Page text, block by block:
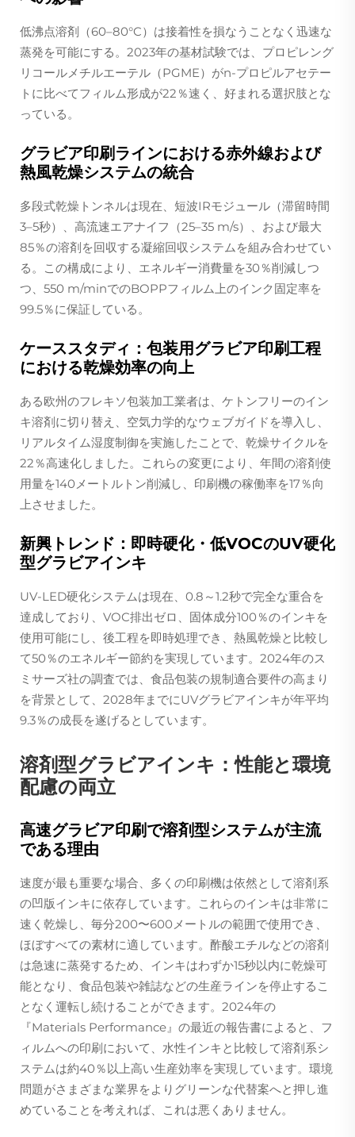
低沸点溶剤（60–80°C）は接着性を損なうことなく迅速な
蒸発を可能にする。2023年の基材試験では、プロピレング
リコールメチルエーテル（PGME）がn-プロピルアセテー
トに比べてフィルム形成が22％速く、好まれる選択肢とな
っている。
グラビア印刷ラインにおける赤外線および
熱風乾燥システムの統合
多段式乾燥トンネルは現在、短波IRモジュール（滞留時間
3–5秒）、高流速エアナイフ（25–35 m/s）、および最大
85％の溶剤を回収する凝縮回収システムを組み合わせてい
る。この構成により、エネルギー消費量を30％削減しつ
つ、550 m/minでのBOPPフィルム上のインク固定率を
99.5％に保証している。
ケーススタディ：包装用グラビア印刷工程
における乾燥効率の向上
ある欧州のフレキソ包装加工業者は、ケトンフリーのイン
キ溶剤に切り替え、空気力学的なウェブガイドを導入し、
リアルタイム湿度制御を実施したことで、乾燥サイクルを
22％高速化しました。これらの変更により、年間の溶剤使
用量を140メートルトン削減し、印刷機の稼働率を17％向
上させました。
新興トレンド：即時硬化・低VOCのUV硬化
型グラビアインキ
UV-LED硬化システムは現在、0.8～1.2秒で完全な重合を
達成しており、VOC排出ゼロ、固体成分100％のインキを
使用可能にし、後工程を即時処理でき、熱風乾燥と比較し
て50％のエネルギー節約を実現しています。2024年のス
ミサーズ社の調査では、食品包装の規制適合要件の高まり
を背景として、2028年までにUVグラビアインキが年平均
9.3％の成長を遂げるとしています。
溶剤型グラビアインキ：性能と環境
配慮の両立
高速グラビア印刷で溶剤型システムが主流
である理由
速度が最も重要な場合、多くの印刷機は依然として溶剤系
の凹版インキに依存しています。これらのインキは非常に
速く乾燥し、毎分200〜600メートルの範囲で使用でき、
ほぼすべての素材に適しています。酢酸エチルなどの溶剤
は急速に蒸発するため、インキはわずか15秒以内に乾燥可
能となり、食品包装や雑誌などの生産ラインを停止するこ
となく運転し続けることができます。2024年の
『Materials Performance』の最近の報告書によると、フ
ィルムへの印刷において、水性インキと比較して溶剤系シ
ステムは約40％以上高い生産効率を実現しています。環境
問題がさまざまな業界をよりグリーンな代替案へと押し進
めていることを考えれば、これは悪くありません。